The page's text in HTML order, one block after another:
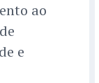
ao
e